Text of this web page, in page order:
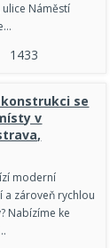
Náměstí
1 433
se
v
moderní
zároveň rychlou
Nabízíme ke